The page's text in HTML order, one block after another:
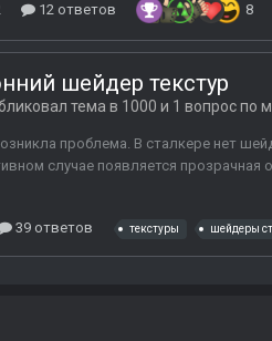
12 ответов 8
шейдер текстур
тема в 1000 и 1 вопрос по
проблема. В сталкере нет
случае появляется
39 ответов текстуры шейдеры